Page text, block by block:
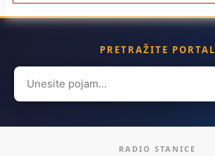
PRETRAŽITE PORTAL
Search
for:
RADIO STANICE